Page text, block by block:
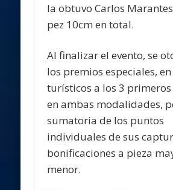
la obtuvo Carlos
pez 10cm en total.
Al finalizar el evento, se
los premios especiales,
turísticos a los 3
en ambas modalidades,
sumatoria de los puntos
individuales de sus
bonificaciones a pieza
menor.